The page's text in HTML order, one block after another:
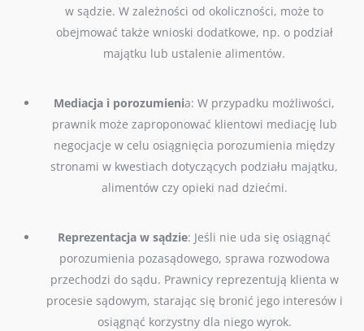
w sądzie. W zależności od okoliczności, może to
obejmować także wnioski dodatkowe, np. o podział
majątku lub ustalenie alimentów.
Mediacja i porozumienia: W przypadku możliwości,
prawnik może zaproponować klientowi mediację lub
negocjacje w celu osiągnięcia porozumienia między
stronami w kwestiach dotyczących podziału majątku,
alimentów czy opieki nad dziećmi.
Reprezentacja w sądzie: Jeśli nie uda się osiągnąć
porozumienia pozasądowego, sprawa rozwodowa
przechodzi do sądu. Prawnicy reprezentują klienta w
procesie sądowym, starając się bronić jego interesów i
osiągnąć korzystny dla niego wyrok.